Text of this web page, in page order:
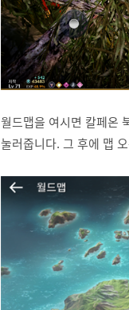
월드맵을 여시면 칼페온
눌러줍니다. 그 후에 맵